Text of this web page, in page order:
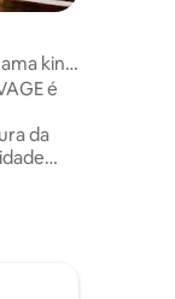
king
é
da
a